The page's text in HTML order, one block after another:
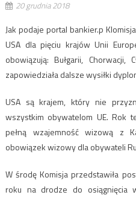
20 grudnia 2018
Jak podaje portal bankier.p
USA dla pięciu krajów Unii
obowiązują: Bułgarii,
zapowiedziała dalsze wysiłki
USA są krajem, który nie
wszystkim obywatelom UE. Rok
pełną wzajemność wizową z
obowiązek wizowy dla obywateli
W środę Komisja przedstawiła
roku na drodze do osiągnięcia